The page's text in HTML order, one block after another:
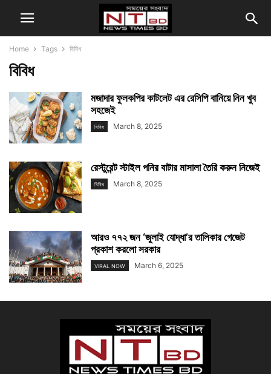
Home Tags বিবিধ
বিবিধ
মজাদার ফুলকপির কাটলেট এর রেসিপি বানিয়ে নিন খুব
সহজেই
বিবিধ March 8, 2025
রেস্টুরেন্ট স্টাইল পনির বাটার মাসালা তৈরি করুন নিজেই
বিবিধ March 8, 2025
আরও ৭৭২ জন ‘জুলাই যোদ্ধা’র তালিকার গেজেট
প্রকাশ করলো সরকার
VIRAL NOW March 6, 2025